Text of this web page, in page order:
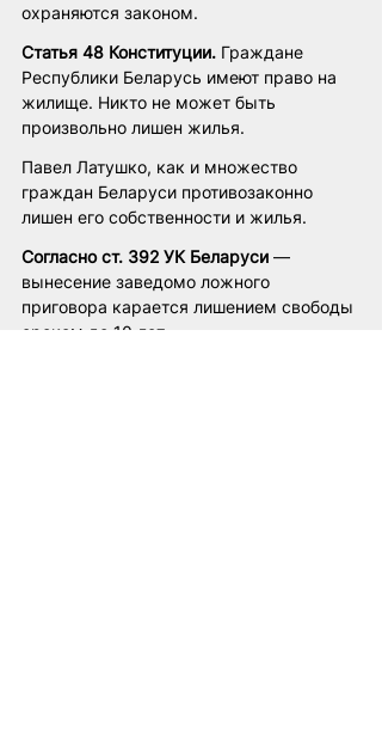
охраняются законом.
Статья 48 Конституции. Граждане
Республики Беларусь имеют право на
жилище. Никто не может быть
произвольно лишен жилья.
Павел Латушко, как и множество
граждан Беларуси противозаконно
лишен его собственности и жилья.
Согласно ст. 392 УК Беларуси —
вынесение заведомо ложного
приговора карается лишением свободы
сроком до 10 лет.